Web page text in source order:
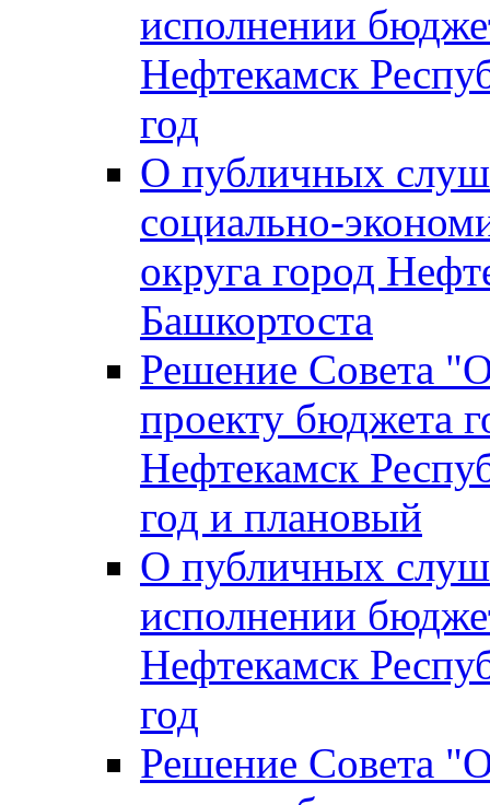
исполнении
Нефтекамск
год
О публичных
социально-
округа город
Башкортоста
Решение Совета
проекту бюджета
Нефтекамск
год и плановый
О публичных
исполнении
Нефтекамск
год
Решение Совета